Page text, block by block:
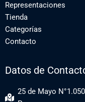
Representaciones
Tienda
Categorías
Contacto
Datos de
25 de Mayo